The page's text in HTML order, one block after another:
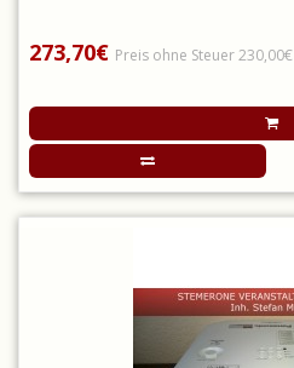
273,70€ Preis ohne Steuer 230,00€